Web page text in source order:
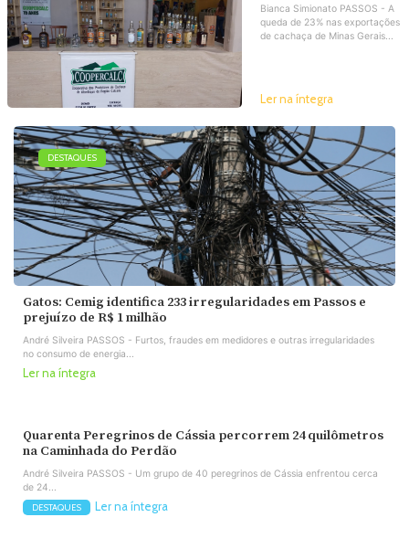
Bianca Simionato PASSOS - A
queda de 23% nas exportações
de cachaça de Minas Gerais...
Ler na íntegra
DESTAQUES
Gatos: Cemig identifica 233 irregularidades em Passos e
prejuízo de R$ 1 milhão
André Silveira PASSOS - Furtos, fraudes em medidores e outras irregularidades
no consumo de energia...
Ler na íntegra
Quarenta Peregrinos de Cássia percorrem 24 quilômetros
na Caminhada do Perdão
André Silveira PASSOS - Um grupo de 40 peregrinos de Cássia enfrentou cerca
de 24...
DESTAQUES Ler na íntegra